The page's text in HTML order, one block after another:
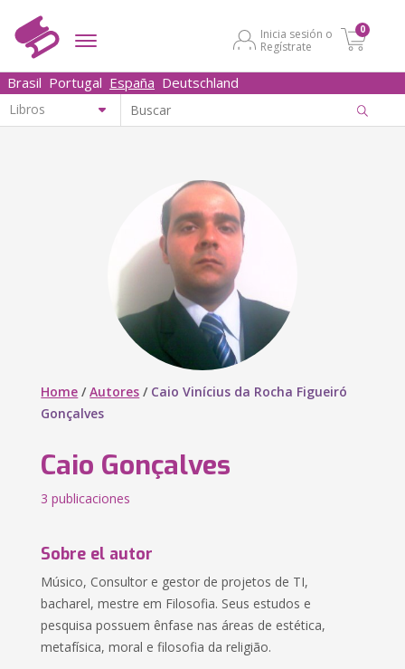
Inicia sesión o
Regístrate
0
Brasil Portugal España Deutschland
Home /Autores / Caio Vinícius da Rocha Figueiró
Gonçalves
Caio Gonçalves
3 publicaciones
Sobre el autor
Músico, Consultor e gestor de projetos de TI,
bacharel, mestre em Filosofia. Seus estudos e
pesquisa possuem ênfase nas áreas de estética,
metafísica, moral e filosofia da religião.